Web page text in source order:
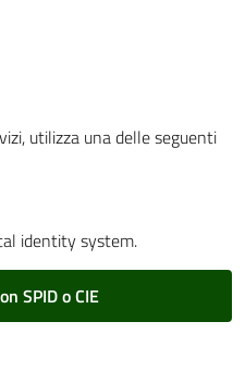
utilizza una delle seguenti
identity system.
SPID o CIE